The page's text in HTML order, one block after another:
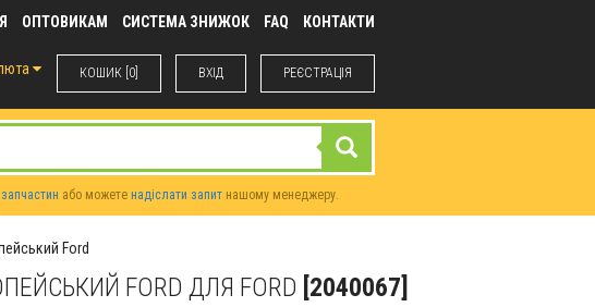
ОПТОВИКАМ СИСТЕМА ЗНИЖОК FAQ КОНТАКТИ
КОШИК [0] ВХIД РЕЄСТРАЦІЯ
або можете надіслати запит нашому менеджеру.
Ford
FORD ДЛЯ FORD [2040067]